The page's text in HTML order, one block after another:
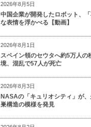
2026年8月5日
中国企業が開発したロボット、
な表情を浮かべる【動画】
2026年8月1日
スペイン領のセウタへ約5万人の
境、混乱で57人が死亡
2026年8月3日
NASAの「キュリオシティ」が
巣構造の模様を発見